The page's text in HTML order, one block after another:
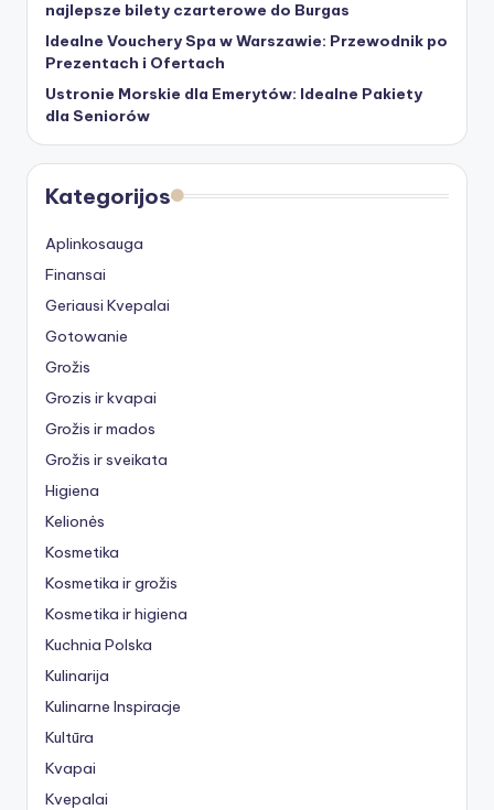
najlepsze bilety czarterowe do Burgas
Idealne Vouchery Spa w Warszawie: Przewodnik po
Prezentach i Ofertach
Ustronie Morskie dla Emerytów: Idealne Pakiety
dla Seniorów
Kategorijos
Aplinkosauga
Finansai
Geriausi Kvepalai
Gotowanie
Grožis
Grozis ir kvapai
Grožis ir mados
Grožis ir sveikata
Higiena
Kelionės
Kosmetika
Kosmetika ir grožis
Kosmetika ir higiena
Kuchnia Polska
Kulinarija
Kulinarne Inspiracje
Kultūra
Kvapai
Kvepalai